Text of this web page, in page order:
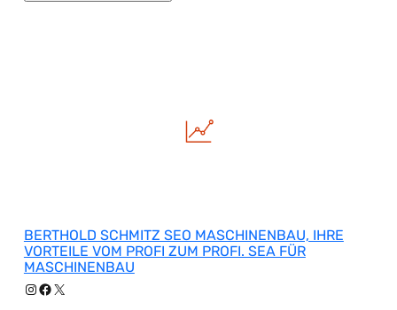
BERTHOLD SCHMITZ SEO MASCHINENBAU, IHRE
VORTEILE VOM PROFI ZUM PROFI. SEA FÜR
MASCHINENBAU
Instagram
Facebook
X